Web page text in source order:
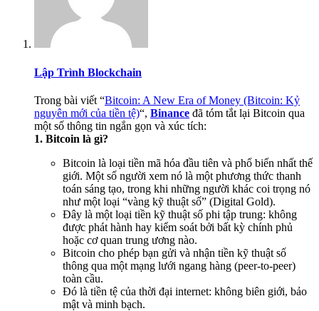
Lập Trình Blockchain
Trong bài viết “Bitcoin: A New Era of Money (Bitcoin: Kỷ
nguyên mới của tiền tệ)“, Binance đã tóm tắt lại Bitcoin qua
một số thông tin ngắn gọn và xúc tích:
1. Bitcoin là gì?
Bitcoin là loại tiền mã hóa đầu tiên và phổ biến nhất thế
giới. Một số người xem nó là một phương thức thanh
toán sáng tạo, trong khi những người khác coi trọng nó
như một loại “vàng kỹ thuật số” (Digital Gold).
Đây là một loại tiền kỹ thuật số phi tập trung: không
được phát hành hay kiểm soát bởi bất kỳ chính phủ
hoặc cơ quan trung ương nào.
Bitcoin cho phép bạn gửi và nhận tiền kỹ thuật số
thông qua một mạng lưới ngang hàng (peer-to-peer)
toàn cầu.
Đó là tiền tệ của thời đại internet: không biên giới, bảo
mật và minh bạch.